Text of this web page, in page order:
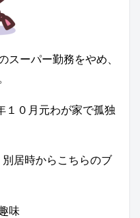
スーパー勤務をやめ、
１０月元わが家で孤独
別居時からこちらのブ
味